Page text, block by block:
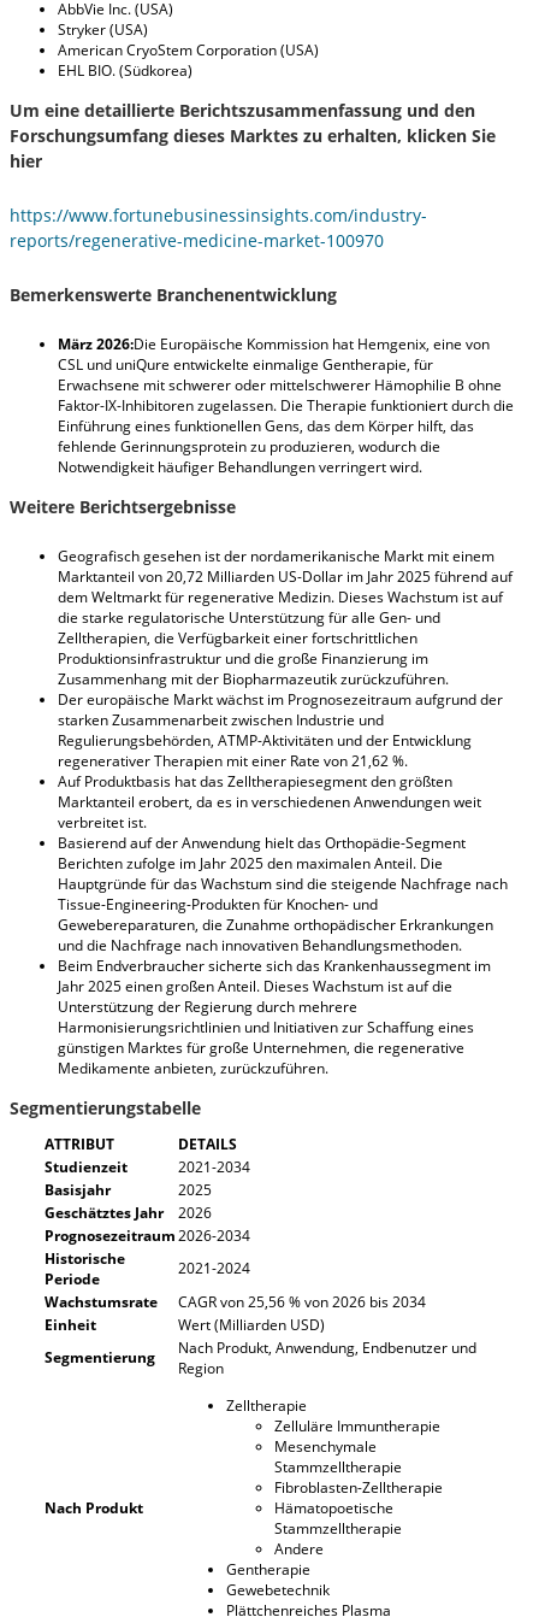
AbbVie Inc. (USA)
Stryker (USA)
American CryoStem Corporation (USA)
EHL BIO. (Südkorea)
Um eine detaillierte Berichtszusammenfassung und den
Forschungsumfang dieses Marktes zu erhalten, klicken Sie
hier
https://www.fortunebusinessinsights.com/industry-
reports/regenerative-medicine-market-100970
Bemerkenswerte Branchenentwicklung
März 2026:Die Europäische Kommission hat Hemgenix, eine von
CSL und uniQure entwickelte einmalige Gentherapie, für
Erwachsene mit schwerer oder mittelschwerer Hämophilie B ohne
Faktor-IX-Inhibitoren zugelassen. Die Therapie funktioniert durch die
Einführung eines funktionellen Gens, das dem Körper hilft, das
fehlende Gerinnungsprotein zu produzieren, wodurch die
Notwendigkeit häufiger Behandlungen verringert wird.
Weitere Berichtsergebnisse
Geografisch gesehen ist der nordamerikanische Markt mit einem
Marktanteil von 20,72 Milliarden US-Dollar im Jahr 2025 führend auf
dem Weltmarkt für regenerative Medizin. Dieses Wachstum ist auf
die starke regulatorische Unterstützung für alle Gen- und
Zelltherapien, die Verfügbarkeit einer fortschrittlichen
Produktionsinfrastruktur und die große Finanzierung im
Zusammenhang mit der Biopharmazeutik zurückzuführen.
Der europäische Markt wächst im Prognosezeitraum aufgrund der
starken Zusammenarbeit zwischen Industrie und
Regulierungsbehörden, ATMP-Aktivitäten und der Entwicklung
regenerativer Therapien mit einer Rate von 21,62 %.
Auf Produktbasis hat das Zelltherapiesegment den größten
Marktanteil erobert, da es in verschiedenen Anwendungen weit
verbreitet ist.
Basierend auf der Anwendung hielt das Orthopädie-Segment
Berichten zufolge im Jahr 2025 den maximalen Anteil. Die
Hauptgründe für das Wachstum sind die steigende Nachfrage nach
Tissue-Engineering-Produkten für Knochen- und
Gewebereparaturen, die Zunahme orthopädischer Erkrankungen
und die Nachfrage nach innovativen Behandlungsmethoden.
Beim Endverbraucher sicherte sich das Krankenhaussegment im
Jahr 2025 einen großen Anteil. Dieses Wachstum ist auf die
Unterstützung der Regierung durch mehrere
Harmonisierungsrichtlinien und Initiativen zur Schaffung eines
günstigen Marktes für große Unternehmen, die regenerative
Medikamente anbieten, zurückzuführen.
Segmentierungstabelle
ATTRIBUT
DETAILS
Studienzeit
2021-2034
Basisjahr
2025
Geschätztes Jahr
2026
Prognosezeitraum2026-2034
Historische
Periode
2021-2024
Wachstumsrate
CAGR von 25,56 % von 2026 bis 2034
Einheit
Wert (Milliarden USD)
Segmentierung
Nach Produkt, Anwendung, Endbenutzer und
Region
Nach Produkt
Zelltherapie
Zelluläre Immuntherapie
Mesenchymale
Stammzelltherapie
Fibroblasten-Zelltherapie
Hämatopoetische
Stammzelltherapie
Andere
Gentherapie
Gewebetechnik
Plättchenreiches Plasma